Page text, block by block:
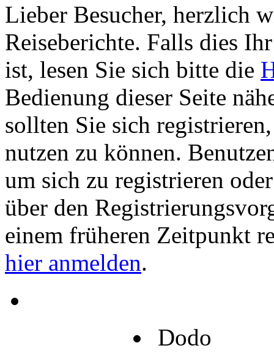
Lieber Besucher, herzlich
Reiseberichte. Falls dies
ist, lesen Sie sich bitte die
Bedienung dieser Seite
sollten Sie sich
nutzen zu können.
um sich zu registrieren
über den
einem früheren Zeitpunkt
hier anmelden.
Dodo